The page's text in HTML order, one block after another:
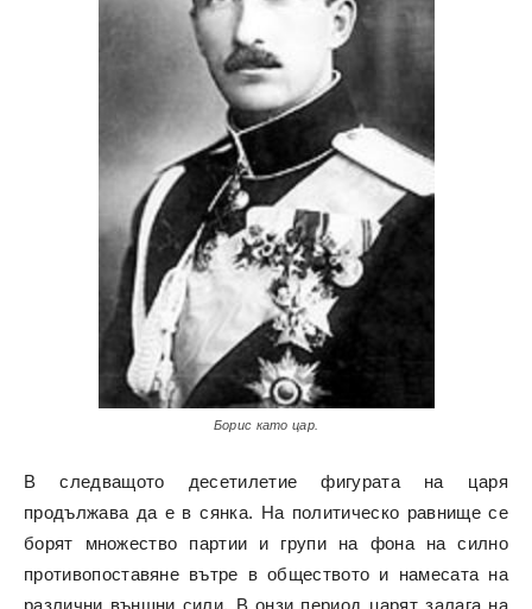
Борис като цар.
В следващото десетилетие фигурата на царя
продължава да е в сянка. На политическо равнище се
борят множество партии и групи на фона на силно
противопоставяне вътре в обществото и намесата на
различни външни сили. В онзи период царят залага на